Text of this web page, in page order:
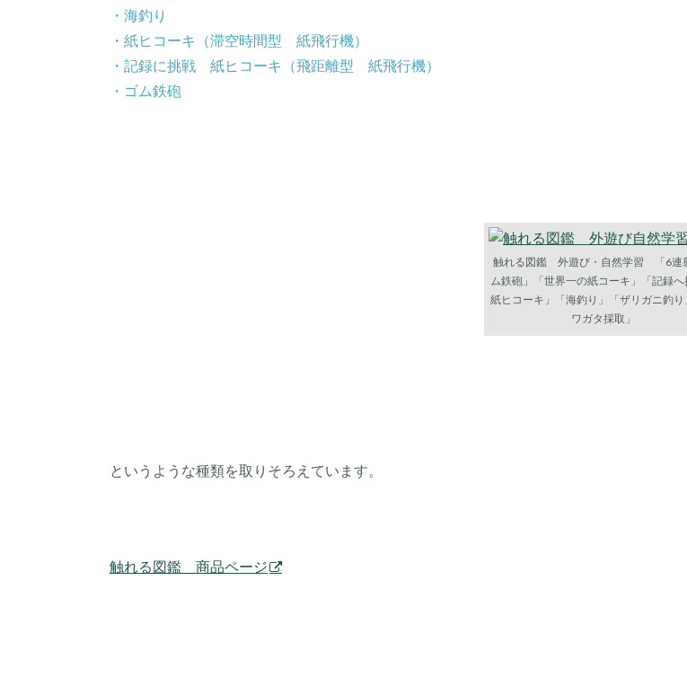
・海釣り
・紙ヒコーキ（滞空時間型 紙飛行機）
・記録に挑戦 紙ヒコーキ（飛距離型 紙飛行機）
・ゴム鉄砲
触れる図鑑 外遊び・自然学習 「6
ム鉄砲」「世界一の紙コーキ」「記録へ
紙ヒコーキ」「海釣り」「ザリガニ釣り
ワガタ採取」
というような種類を取りそろえています。
触れる図鑑 商品ページ